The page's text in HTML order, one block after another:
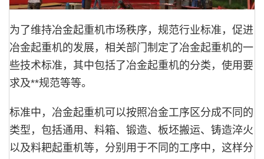
为了维持冶金起重机市场秩序，规范行业标准，促进
冶金起重机的发展，相关部门制定了冶金起重机的一
些技术标准，其中包括了冶金起重机的分类，使用要
求及**规范等等。
标准中，冶金起重机可以按照冶金工序区分成不同的
类型，包括通用、料箱、锻造、板坯搬运、铸造淬火
以及料耙起重机等，分别用于不同的工序中，这样分